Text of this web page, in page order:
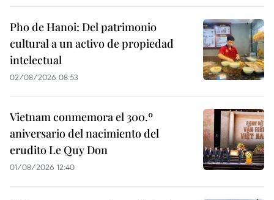
Pho de Hanoi: Del patrimonio
cultural a un activo de propiedad
intelectual
02/08/2026 08:53
Vietnam conmemora el 300.º
aniversario del nacimiento del
erudito Le Quy Don
01/08/2026 12:40